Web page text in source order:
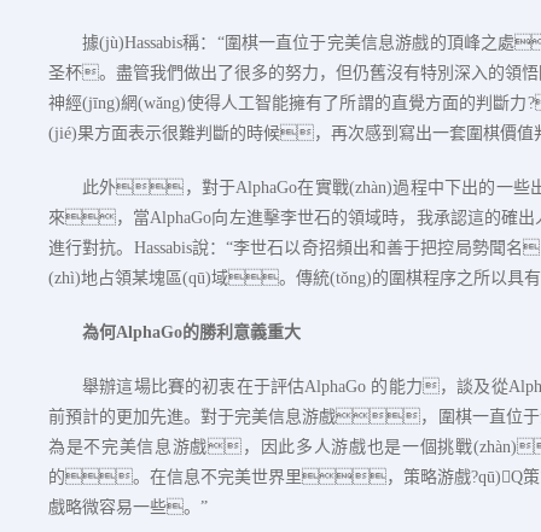
據(jù)Hassabis稱：“圍棋一直位于完美信息游戲的頂峰之
圣杯。盡管我們做出了很多的努力，但仍舊沒有特別深入的領
神經(jīng)網(wǎng)使得人工智能擁有了所謂的直覺方面的判斷
(jié)果方面表示很難判斷的時候，再次感到寫出一套圍棋價
此外，對于AlphaGo在實戰(zhàn)過程中下出的一
來，當AlphaGo向左進擊李世石的領域時，我承認這的
進行對抗。 Hassabis說：“李世石以奇招頻出和善于把控局勢聞名
(zhì)地占領某塊區(qū)域。傳統(tǒng)的圍棋程序之所以具
為何AlphaGo的勝利意義重大
舉辦這場比賽的初衷在于評估AlphaGo 的能力，談及從
前預計的更加先進。對于完美信息游戲，圍棋一直
為是不完美信息游戲，因此多人游戲也是一個挑戰
的。在信息不完美世界里，策略游戲?qū)Q策能
戲略微容易一些。”